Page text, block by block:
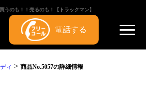
うのも！！売るのも！【トラックマン】
電話する
ィ >商品No.5057の詳細情報